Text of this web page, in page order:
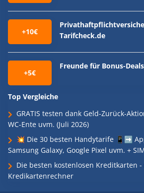
+10€
Tarifcheck.de
+5€
Freunde für Bonus-
Top Vergleiche
GRATIS testen dank Geld-Zurück-
WC-Ente uvm. (Juli 2026)
💥 Die 30 besten Handytarife 📱➡️
Samsung Galaxy, Google Pixel uvm. +
Die besten kostenlosen Kreditkarten
Kredikartenrechner